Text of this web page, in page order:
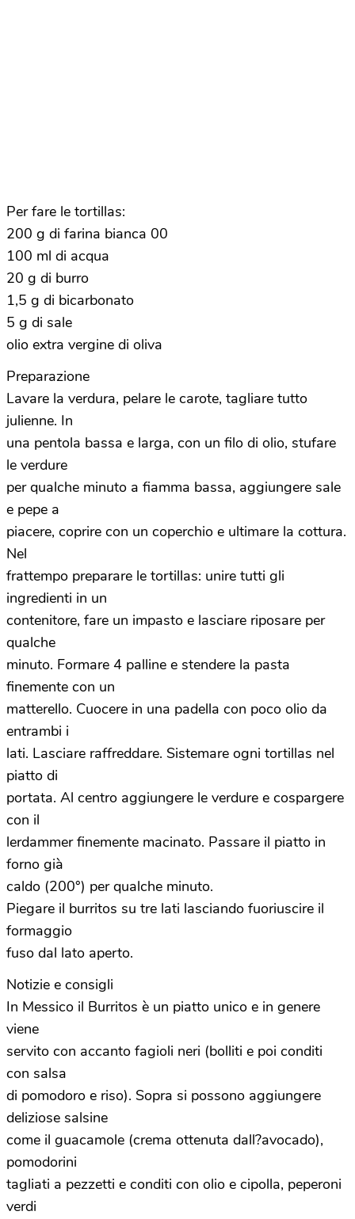
Per fare le tortillas:
200 g di farina bianca 00
100 ml di acqua
20 g di burro
1,5 g di bicarbonato
5 g di sale
olio extra vergine di oliva
Preparazione
Lavare la verdura, pelare le carote, tagliare tutto
julienne. In
una pentola bassa e larga, con un filo di olio, stufare
le verdure
per qualche minuto a fiamma bassa, aggiungere sale
e pepe a
piacere, coprire con un coperchio e ultimare la cottura.
Nel
frattempo preparare le tortillas: unire tutti gli
ingredienti in un
contenitore, fare un impasto e lasciare riposare per
qualche
minuto. Formare 4 palline e stendere la pasta
finemente con un
matterello. Cuocere in una padella con poco olio da
entrambi i
lati. Lasciare raffreddare. Sistemare ogni tortillas nel
piatto di
portata. Al centro aggiungere le verdure e cospargere
con il
lerdammer finemente macinato. Passare il piatto in
forno già
caldo (200°) per qualche minuto.
Piegare il burritos su tre lati lasciando fuoriuscire il
formaggio
fuso dal lato aperto.
Notizie e consigli
In Messico il Burritos è un piatto unico e in genere
viene
servito con accanto fagioli neri (bolliti e poi conditi
con salsa
di pomodoro e riso). Sopra si possono aggiungere
deliziose salsine
come il guacamole (crema ottenuta dall?avocado),
pomodorini
tagliati a pezzetti e conditi con olio e cipolla, peperoni
verdi